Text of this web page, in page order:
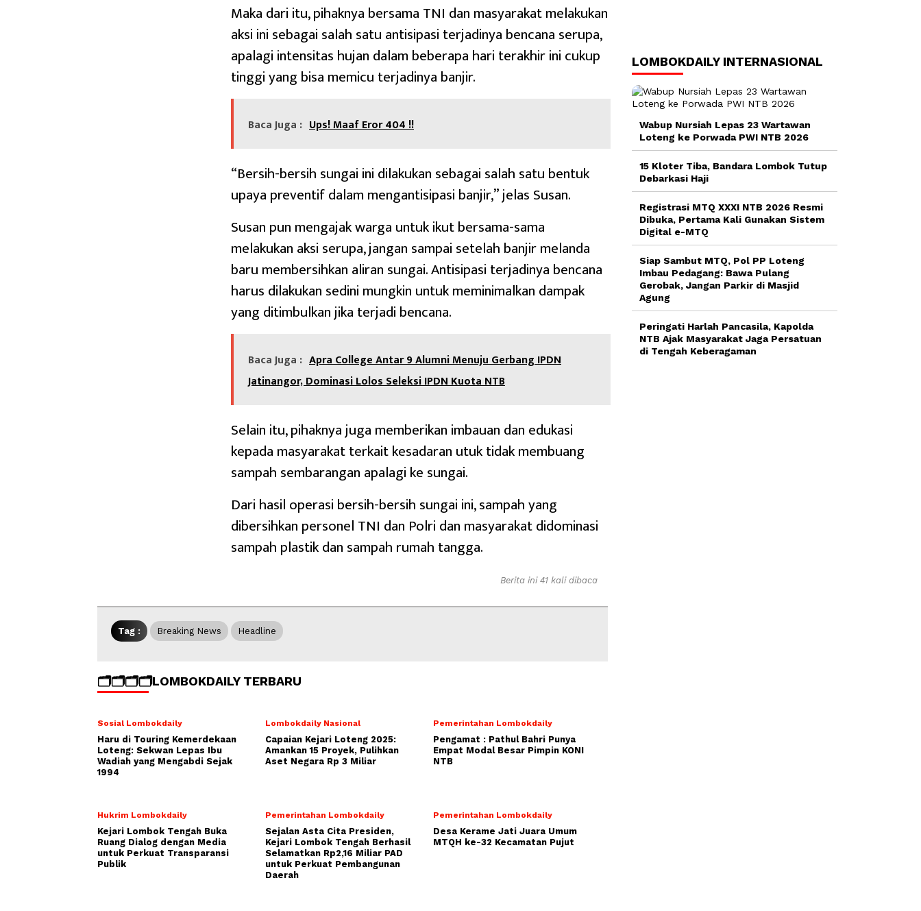
Maka dari itu, pihaknya bersama TNI dan masyarakat melakukan
aksi ini sebagai salah satu antisipasi terjadinya bencana serupa,
apalagi intensitas hujan dalam beberapa hari terakhir ini cukup
tinggi yang bisa memicu terjadinya banjir.
Baca Juga : Ups! Maaf Eror 404 !!
“Bersih-bersih sungai ini dilakukan sebagai salah satu bentuk
upaya preventif dalam mengantisipasi banjir,” jelas Susan.
Susan pun mengajak warga untuk ikut bersama-sama
melakukan aksi serupa, jangan sampai setelah banjir melanda
baru membersihkan aliran sungai. Antisipasi terjadinya bencana
harus dilakukan sedini mungkin untuk meminimalkan dampak
yang ditimbulkan jika terjadi bencana.
Baca Juga : Apra College Antar 9 Alumni Menuju Gerbang IPDN
Jatinangor, Dominasi Lolos Seleksi IPDN Kuota NTB
Selain itu, pihaknya juga memberikan imbauan dan edukasi
kepada masyarakat terkait kesadaran utuk tidak membuang
sampah sembarangan apalagi ke sungai.
Dari hasil operasi bersih-bersih sungai ini, sampah yang
dibersihkan personel TNI dan Polri dan masyarakat didominasi
sampah plastik dan sampah rumah tangga.
Berita ini 41 kali dibaca
Tag : Breaking News Headline
🗂️🗂️🗂️🗂️LOMBOKDAILY TERBARU
Sosial Lombokdaily
Haru di Touring Kemerdekaan
Loteng: Sekwan Lepas Ibu
Wadiah yang Mengabdi Sejak
1994
Lombokdaily Nasional
Capaian Kejari Loteng 2025:
Amankan 15 Proyek, Pulihkan
Aset Negara Rp 3 Miliar
Pemerintahan Lombokdaily
Pengamat : Pathul Bahri Punya
Empat Modal Besar Pimpin KONI
NTB
Hukrim Lombokdaily
Kejari Lombok Tengah Buka
Ruang Dialog dengan Media
untuk Perkuat Transparansi
Publik
Pemerintahan Lombokdaily
Sejalan Asta Cita Presiden,
Kejari Lombok Tengah Berhasil
Selamatkan Rp2,16 Miliar PAD
untuk Perkuat Pembangunan
Daerah
Pemerintahan Lombokdaily
Desa Kerame Jati Juara Umum
MTQH ke-32 Kecamatan Pujut
LOMBOKDAILY INTERNASIONAL
Wabup Nursiah Lepas 23 Wartawan
Loteng ke Porwada PWI NTB 2026
15 Kloter Tiba, Bandara Lombok Tutup
Debarkasi Haji
Registrasi MTQ XXXI NTB 2026 Resmi
Dibuka, Pertama Kali Gunakan Sistem
Digital e-MTQ
Siap Sambut MTQ, Pol PP Loteng
Imbau Pedagang: Bawa Pulang
Gerobak, Jangan Parkir di Masjid
Agung
Peringati Harlah Pancasila, Kapolda
NTB Ajak Masyarakat Jaga Persatuan
di Tengah Keberagaman